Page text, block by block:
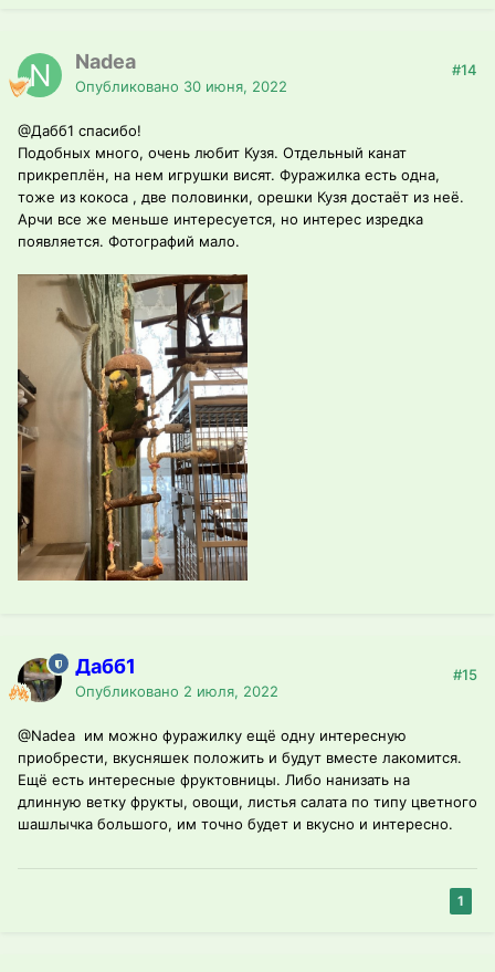
Nadea
Опубликовано 30 июня, 2022
#14
@Дабб1 спасибо!
Подобных много, очень любит Кузя. Отдельный канат
прикреплён, на нем игрушки висят. Фуражилка есть одна,
тоже из кокоса , две половинки, орешки Кузя достаёт из неё.
Арчи все же меньше интересуется, но интерес изредка
появляется. Фотографий мало.
Дабб1
Опубликовано 2 июля, 2022
#15
@Nadea им можно фуражилку ещё одну интересную
приобрести, вкусняшек положить и будут вместе лакомится.
Ещё есть интересные фруктовницы. Либо нанизать на
длинную ветку фрукты, овощи, листья салата по типу цветного
шашлычка большого, им точно будет и вкусно и интересно.
1